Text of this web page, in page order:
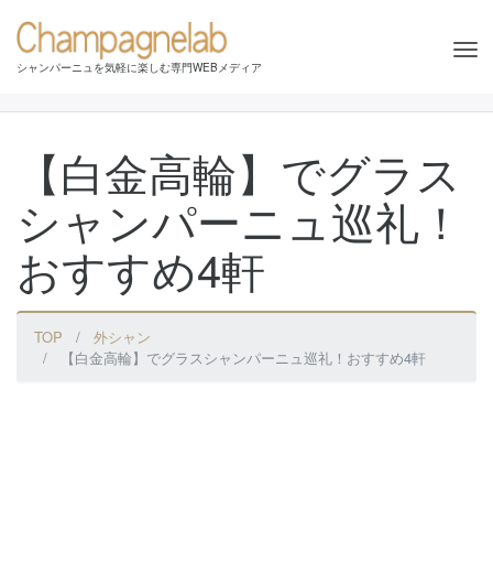
シャンパーニュを気軽に楽しむ専門WEBメディア
【白金高輪】でグラス
シャンパーニュ巡礼！
おすすめ4軒
TOP
外シャン
【白金高輪】でグラスシャンパーニュ巡礼！おすすめ4軒